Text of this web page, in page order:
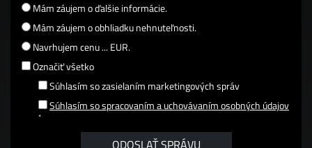
Mám záujem o ďalšie informácie.
Mám záujem o obhliadku nehnuteľnosti.
Navrhujem cenu ... EUR.
Označiť všetko
Súhlasím so zasielaním marketingových správ
Súhlasím so spracovaním a uchovávaním osobných údajov
*